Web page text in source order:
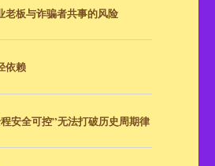
老板与诈骗者共事的风险
依赖
安全可控”无法打破历史周期律